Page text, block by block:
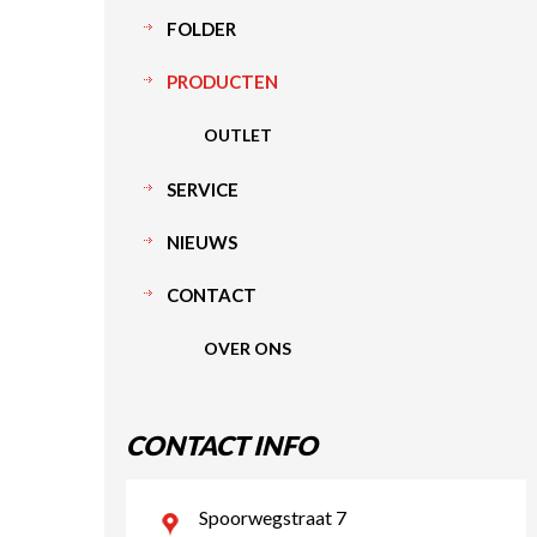
FOLDER
PRODUCTEN
OUTLET
SERVICE
NIEUWS
CONTACT
OVER ONS
CONTACT INFO
Spoorwegstraat 7